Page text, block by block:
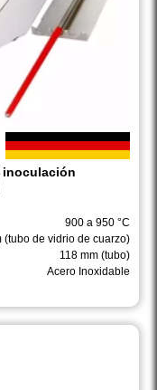
inoculación
900 a 950 °C
(tubo de vidrio de cuarzo)
118 mm (tubo)
Acero Inoxidable